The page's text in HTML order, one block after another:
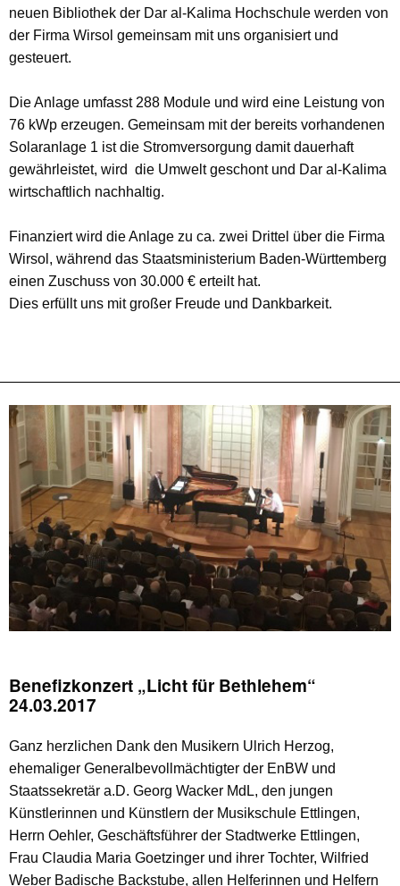
neuen Bibliothek der Dar al-Kalima Hochschule werden von
der Firma Wirsol gemeinsam mit uns organisiert und
gesteuert.
Die Anlage umfasst 288 Module und wird eine Leistung von
76 kWp erzeugen. Gemeinsam mit der bereits vorhandenen
Solaranlage 1 ist die Stromversorgung damit dauerhaft
gewährleistet, wird die Umwelt geschont und Dar al-Kalima
wirtschaftlich nachhaltig.
Finanziert wird die Anlage zu ca. zwei Drittel über die Firma
Wirsol, während das Staatsministerium Baden-Württemberg
einen Zuschuss von 30.000 € erteilt hat.
Dies erfüllt uns mit großer Freude und Dankbarkeit.
Benefizkonzert „Licht für Bethlehem“
24.03.2017
Ganz herzlichen Dank den Musikern Ulrich Herzog,
ehemaliger Generalbevollmächtigter der EnBW und
Staatssekretär a.D. Georg Wacker MdL, den jungen
Künstlerinnen und Künstlern der Musikschule Ettlingen,
Herrn Oehler, Geschäftsführer der Stadtwerke Ettlingen,
Frau Claudia Maria Goetzinger und ihrer Tochter, Wilfried
Weber Badische Backstube, allen Helferinnen und Helfern